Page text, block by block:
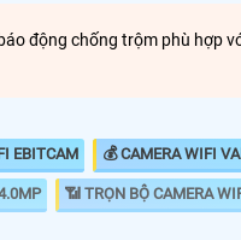
động chống trộm phù hợp
EBITCAM 💰 CAMERA WIFI
📶 TRỌN BỘ CAMERA